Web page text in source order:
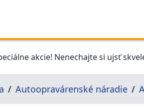
akcie! Nenechajte si ujsť
Autoopravárenské náradie